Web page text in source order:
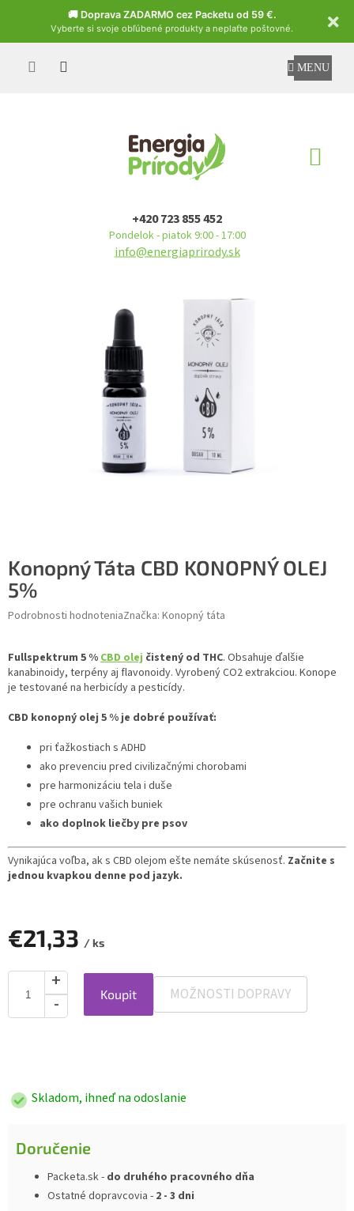
🚚 Doprava ZADARMO cez Packetu od 59 €.
Vyberte si svoje obľúbené produkty a neplaťte poštovné.
Czech
+420 723 855 452
Pondelok - piatok 9:00 - 17:00
info@energiaprirody.sk
Konopný Táta CBD KONOPNÝ OLEJ
5%
Podrobnosti hodnoteniaZnačka: Konopný táta
Fullspektrum 5 %CBD olej čistený od THC. Obsahuje ďalšie
kanabinoidy, terpény aj flavonoidy. Vyrobený CO2 extrakciou. Konope
je testované na herbicídy a pesticídy.
CBD konopný olej 5 % je dobré používať:
pri ťažkostiach s ADHD
ako prevenciu pred civilizačnými chorobami
pre harmonizáciu tela i duše
pre ochranu vašich buniek
ako doplnok liečby pre psov
Vynikajúca voľba, ak s CBD olejom ešte nemáte skúsenosť. Začnite s
jednou kvapkou denne pod jazyk.
€21,33 / ks
Koupit MOŽNOSTI DOPRAVY
Skladom, ihneď na odoslanie
Doručenie
Packeta.sk - do druhého pracovného dňa
Ostatné dopravcovia - 2 - 3 dni